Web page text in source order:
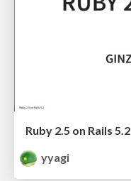
Ruby 2.5 on Rails 5.2
yyagi